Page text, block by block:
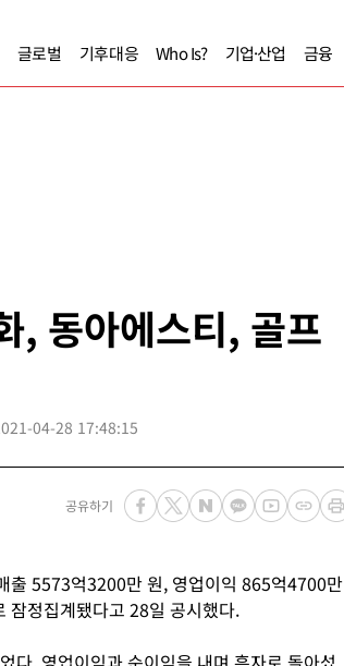
글로벌 기후대응 Who Is? 기업·산업 금융
, 동아에스티, 골프
04-28 17:48:15
공유하기
출 5573억3200만 원, 영업이익 865억4700만
정집계됐다고 28일 공시했다.